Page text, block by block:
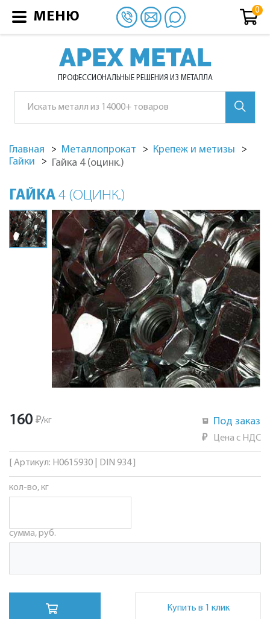
APEX METAL
ПРОФЕССИОНАЛЬНЫЕ РЕШЕНИЯ ИЗ МЕТАЛЛА
Главная Металлопрокат
Крепеж и метизы
Гайки
Гайка 4 (оцинк.)
ГАЙКА 4 (ОЦИНК.)
160 ₽/кг Под заказ
₽ Цена с НДС
[ Артикул: Н0615930 | DIN 934 ]
кол-во, кг
сумма, руб.
Купить в 1 клик
МЕНЮ